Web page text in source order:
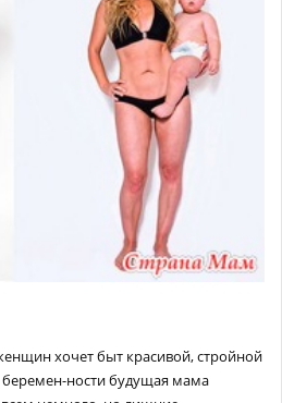
хочет быт красивой, стройной
беремен-ности будущая мама